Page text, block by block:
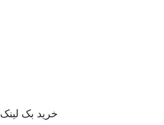
خرید بک لینک